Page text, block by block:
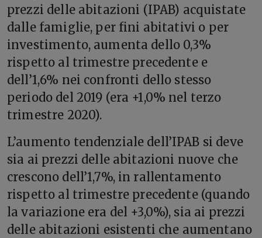
prezzi delle abitazioni (IPAB) acquistate
dalle famiglie, per fini abitativi o per
investimento, aumenta dello 0,3%
rispetto al trimestre precedente e
dell’1,6% nei confronti dello stesso
periodo del 2019 (era +1,0% nel terzo
trimestre 2020).
L’aumento tendenziale dell’IPAB si deve
sia ai prezzi delle abitazioni nuove che
crescono dell’1,7%, in rallentamento
rispetto al trimestre precedente (quando
la variazione era del +3,0%), sia ai prezzi
delle abitazioni esistenti che aumentano